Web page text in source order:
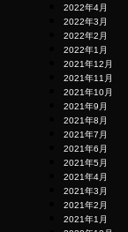
2022年4月
2022年3月
2022年2月
2022年1月
2021年12月
2021年11月
2021年10月
2021年9月
2021年8月
2021年7月
2021年6月
2021年5月
2021年4月
2021年3月
2021年2月
2021年1月